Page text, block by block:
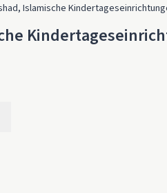
Islamische
in